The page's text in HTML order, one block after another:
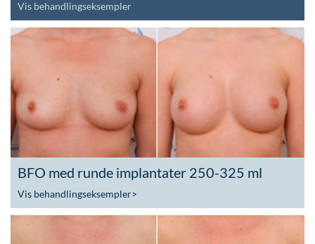
Vis behandlingseksempler
BFO med runde implantater 250-325 ml
Vis behandlingseksempler>